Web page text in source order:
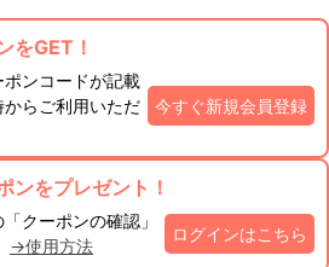
をGET！
ンコードが記載
らご利用いただ
今すぐ新規会員登録
ンをプレゼント！
クーポンの確認」
→使用方法
ログインはこちら